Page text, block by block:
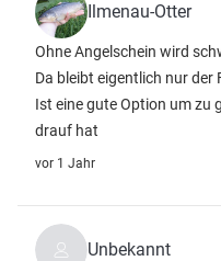
Ilmenau-Otter
Ohne Angelschein wird
Da bleibt eigentlich nur der
Ist eine gute Option um zu
drauf hat
vor 1 Jahr
Unbekannt